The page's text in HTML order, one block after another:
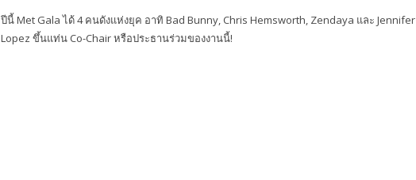
ปีนี้ Met Gala ได้ 4 คนดังแห่งยุค อาทิ Bad Bunny, Chris Hemsworth, Zendaya และ Jennifer
Lopez ขึ้นแท่น Co-Chair หรือประธานร่วมของงานนี้!